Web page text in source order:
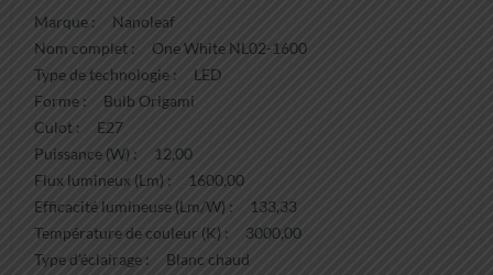
Marque : Nanoleaf
Nom complet : One White NL02-1600
Type de technologie : LED
Forme : Bulb Origami
Culot : E27
Puissance (W) : 12,00
Flux lumineux (Lm) : 1600,00
Efficacité lumineuse (Lm/W) : 133,33
Température de couleur (K) : 3000,00
Type d’éclairage : Blanc chaud